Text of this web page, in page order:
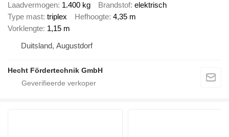
Laadvermogen 1.400 kg Brandstof elektrisch
Type mast triplex Hefhoogte 4,35 m
Vorklengte 1,15 m
Duitsland, Augustdorf
Hecht Fördertechnik GmbH